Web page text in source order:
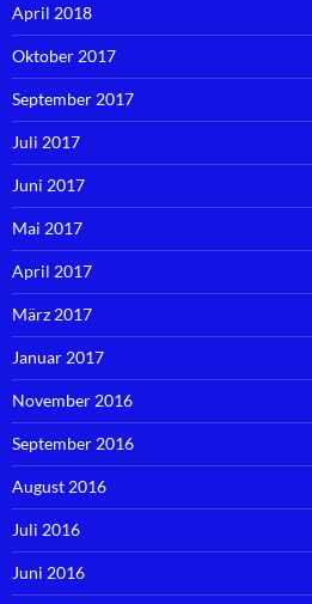
April 2018
Oktober 2017
September 2017
Juli 2017
Juni 2017
Mai 2017
April 2017
März 2017
Januar 2017
November 2016
September 2016
August 2016
Juli 2016
Juni 2016